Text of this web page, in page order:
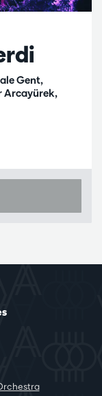
Gent,
Arcayürek,